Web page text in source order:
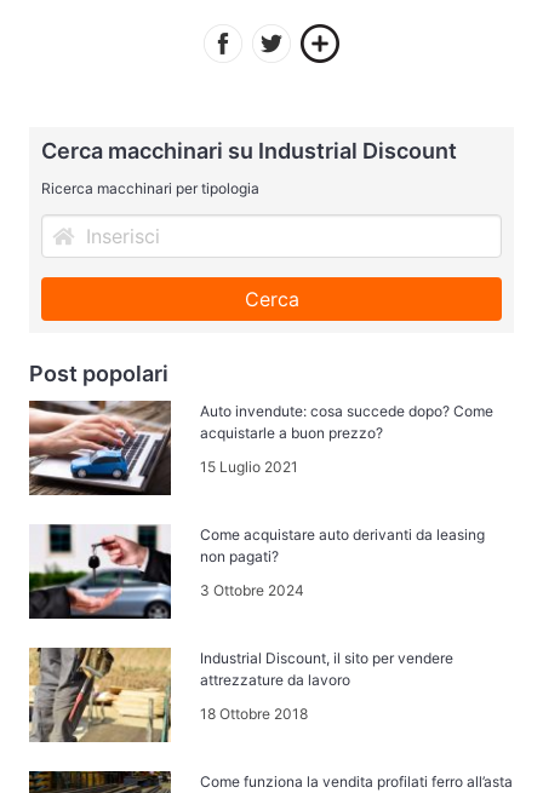
Cerca macchinari su Industrial Discount
Ricerca macchinari per tipologia
Cerca
Post popolari
Auto invendute: cosa succede dopo? Come
acquistarle a buon prezzo?
15 Luglio 2021
Come acquistare auto derivanti da leasing
non pagati?
3 Ottobre 2024
Industrial Discount, il sito per vendere
attrezzature da lavoro
18 Ottobre 2018
Come funziona la vendita profilati ferro all’asta